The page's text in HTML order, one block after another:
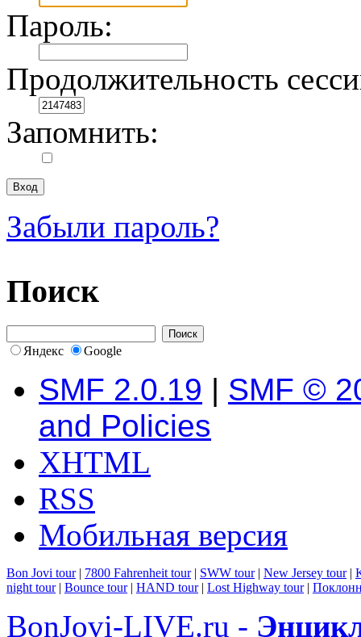
Пароль:
Продолжительность
Запомнить:
Забыли пароль?
Поиск
Яндекс Google
SMF 2.0.19 | SMF ©
and Policies
XHTML
RSS
Мобильная версия
Bon Jovi tour| 7800 Fahrenheit tour| SWW tour| New Jersey tour|
night tour| Bounce tour| HAND tour| Lost Highway tour|
BonJovi-LIVE.ru -